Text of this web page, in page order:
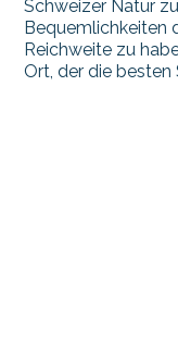
Schweizer Natur
Bequemlichkeiten
Reichweite zu
Ort, der die besten